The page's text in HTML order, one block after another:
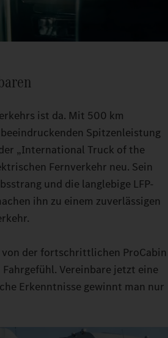
ist da. Mit 500 km
Spitzenleistung
„International Truck of the
Fernverkehr neu. Sein
und die langlebige LFP-
ihn zu einem zuverlässigen
von der fortschrittlichen ProCabin
Vereinbare jetzt eine
Erkenntnisse gewinnt man nur